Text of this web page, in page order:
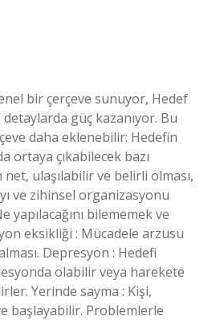
bir çerçeve sunuyor, Hedef
güç kazanıyor. Bu
daha eklenebilir: Hedefin
ortaya çıkabilecek bazı
ulaşılabilir ve belirli olması,
ve zihinsel organizasyonu
yapılacağını bilememek ve
eksikliği : Mücadele arzusu
Depresyon : Hedefi
olabilir veya harekete
Yerinde sayma : Kişi,
başlayabilir. Problemlerle